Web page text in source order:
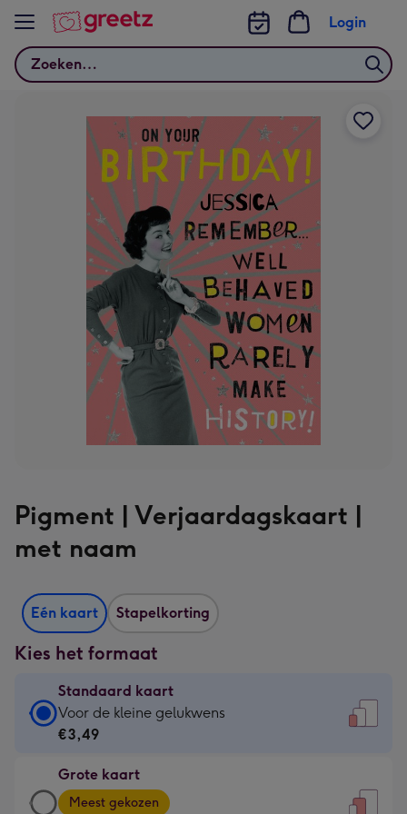
Bekijk meer
Zoeken
Login
Pigment | Verjaardagskaart |
met naam
Eén kaart Stapelkorting
Kies het formaat
Standaard kaart
Standaard
kaart
€3,49
-
Voor de kleine gelukwens
€3,49
Grote kaart
Grote
Meest gekozen